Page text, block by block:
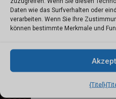
Daten wie das Surfverhalten oder
verarbeiten. Wenn Sie Ihre
können bestimmte Merkmale und
{Titel}
Rechte
Motorsport
Via Monte
Cookie-